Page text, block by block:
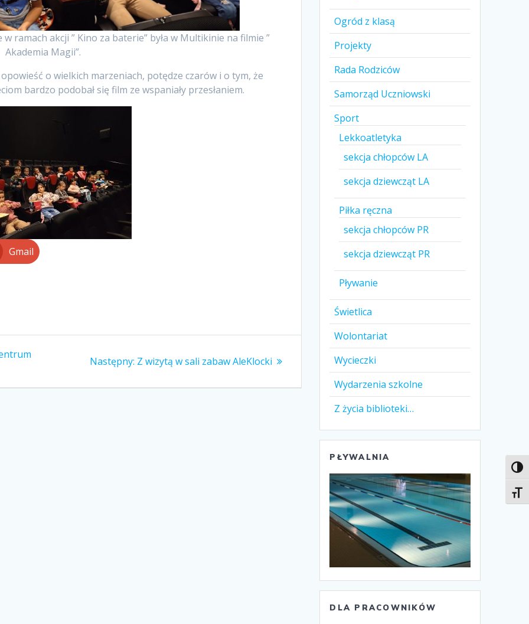
ramach akcji ” Kino za baterie” była w Multikinie na filmie ”
Akademia Magii”.
o wielkich marzeniach, potędze czarów i o tym, że
bardzo podobał się film ze wspaniały przesłaniem.
Gmail
Następny: Następny
Z wizytą w sali zabaw AleKlocki
Ogród z klasą
Projekty
Rada Rodziców
Samorząd Uczniowski
Sport
Lekkoatletyka
sekcja chłopców LA
sekcja dziewcząt LA
Piłka ręczna
sekcja chłopców PR
sekcja dziewcząt PR
Pływanie
Świetlica
Wolontariat
Wycieczki
Wydarzenia szkolne
Z życia biblioteki…
PŁYWALNIA
DLA PRACOWNIKÓW